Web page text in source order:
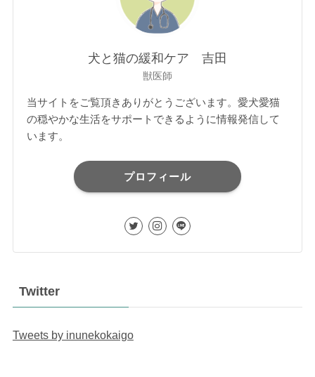
犬と猫の緩和ケア 吉田
獣医師
当サイトをご覧頂きありがとうございます。愛犬愛猫
の穏やかな生活をサポートできるように情報発信して
います。
プロフィール
Twitter
Tweets by inunekokaigo